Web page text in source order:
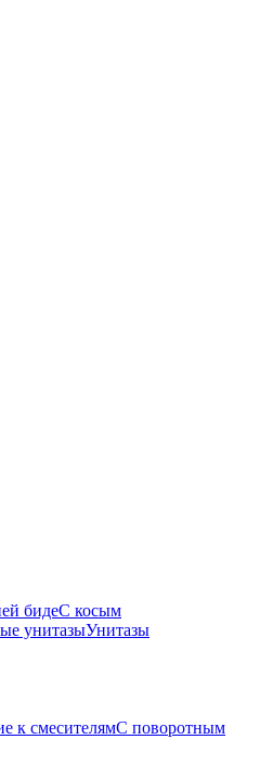
бидеС косым
унитазыУнитазы
к смесителямС поворотным